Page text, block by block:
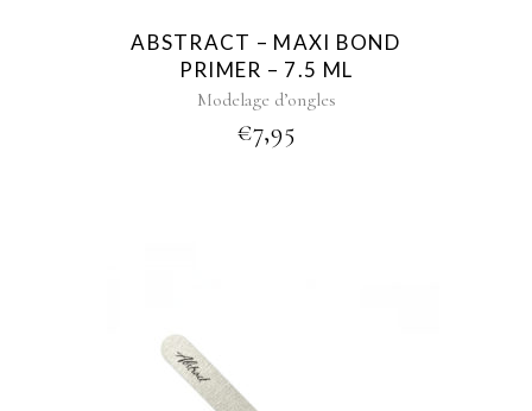
ABSTRACT – MAXI BOND
PRIMER – 7.5 ML
Modelage d’ongles
€7,95